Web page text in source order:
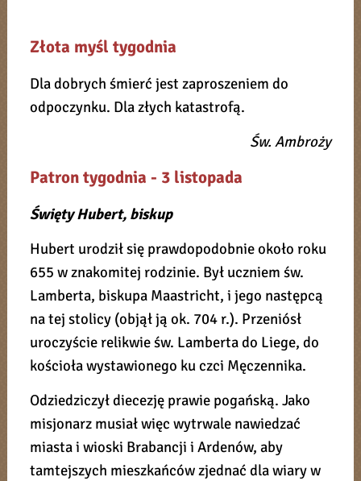
Złota myśl tygodnia
Dla dobrych śmierć jest zaproszeniem do
odpoczynku. Dla złych katastrofą.
Św. Ambroży
Patron tygodnia - 3 listopada
Święty Hubert, biskup
Hubert urodził się prawdopodobnie około roku
655 w znakomitej rodzinie. Był uczniem św.
Lamberta, biskupa Maastricht, i jego następcą
na tej stolicy (objął ją ok. 704 r.). Przeniósł
uroczyście relikwie św. Lamberta do Liege, do
kościoła wystawionego ku czci Męczennika.
Odziedziczył diecezję prawie pogańską. Jako
misjonarz musiał więc wytrwale nawiedzać
miasta i wioski Brabancji i Ardenów, aby
tamtejszych mieszkańców zjednać dla wiary w